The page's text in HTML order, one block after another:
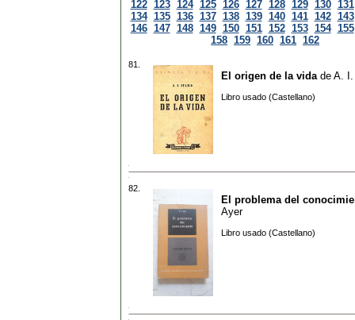
122 123 124 125 126 127 128 129 130 131
134 135 136 137 138 139 140 141 142 143
146 147 148 149 150 151 152 153 154 155
158 159 160 161 162
81.
El origen de la vida de A. I.
Libro usado (Castellano)
82.
El problema del
Ayer
Libro usado (Castellano)